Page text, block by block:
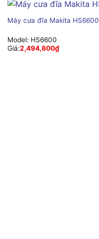
Máy cưa đĩa Makita HS6600
Model: HS6600
Giá:2,494,800₫